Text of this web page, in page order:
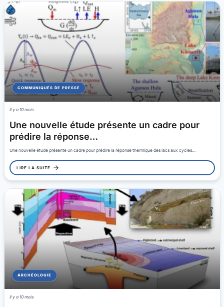
COMMUNIQUÉS DE PRESSE
Il y a 10 mois
Une nouvelle étude présente un cadre pour
prédire la réponse…
Une nouvelle étude présente un cadre pour prédire la réponse thermique des lacs aux cycles…
LIRE LA SUITE
ARCHÉOLOGIE
Il y a 10 mois